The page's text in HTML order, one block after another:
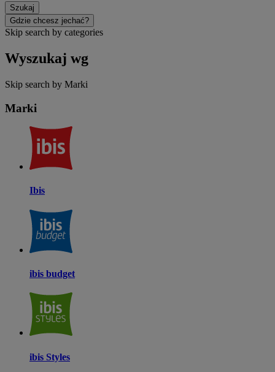
Szukaj
Gdzie chcesz jechać?
Skip search by categories
Wyszukaj wg
Skip search by Marki
Marki
Ibis
ibis budget
ibis Styles